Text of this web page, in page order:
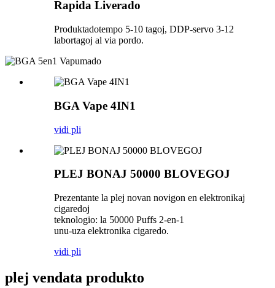
Rapida Liverado
Produktadotempo 5-10 tagoj, DDP-servo 3-12
labortagoj al via pordo.
BGA Vape 4IN1
vidi pli
PLEJ BONAJ 50000 BLOVEGOJ
Prezentante la plej novan novigon en elektronikaj
cigaredoj
teknologio: la 50000 Puffs 2-en-1
unu-uza elektronika cigaredo.
vidi pli
plej vendata produkto